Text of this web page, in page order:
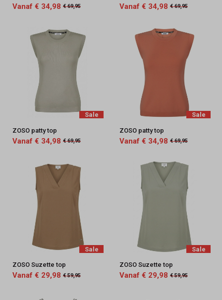
Vanaf € 34,98 € 69,95 Vanaf € 34,98 € 69,95
Sale
ZOSO patty top
Vanaf € 34,98 € 69,95
Sale
ZOSO patty top
Vanaf € 34,98 € 69,95
Sale
ZOSO Suzette top
Vanaf € 29,98 € 59,95
Sale
ZOSO Suzette top
Vanaf € 29,98 € 59,95